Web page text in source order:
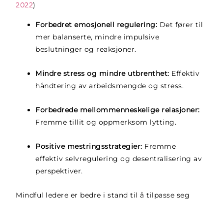
2022)
Forbedret emosjonell regulering: Det fører til
mer balanserte, mindre impulsive
beslutninger og reaksjoner.
Mindre stress og mindre utbrenthet: Effektiv
håndtering av arbeidsmengde og stress.
Forbedrede mellommenneskelige relasjoner:
Fremme tillit og oppmerksom lytting.
Positive mestringsstrategier: Fremme
effektiv selvregulering og desentralisering av
perspektiver.
Mindful ledere er bedre i stand til å tilpasse seg